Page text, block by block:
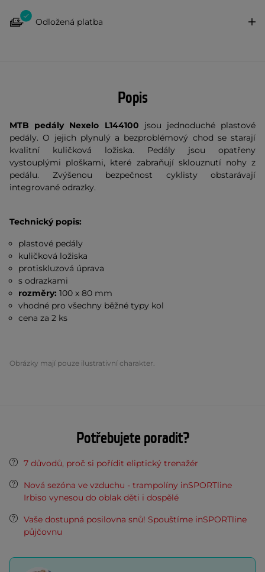
Odložená platba
Popis
MTB pedály Nexelo L144100 jsou jednoduché plastové
pedály. O jejich plynulý a bezproblémový chod se starají
kvalitní kuličková ložiska. Pedály jsou opatřeny
vystouplými ploškami, které zabraňují sklouznutí nohy z
pedálu. Zvýšenou bezpečnost cyklisty obstarávají
integrované odrazky.
Technický popis:
plastové pedály
kuličková ložiska
protiskluzová úprava
s odrazkami
rozměry:100 x 80 mm
vhodné pro všechny běžné typy kol
cena za 2 ks
Obrázky mají pouze ilustrativní charakter.
Potřebujete poradit?
7 důvodů, proč si pořídit eliptický trenažér
Nová sezóna ve vzduchu - trampolíny inSPORTline
Irbiso vynesou do oblak děti i dospělé
Vaše dostupná posilovna snů! Spouštíme inSPORTline
půjčovnu